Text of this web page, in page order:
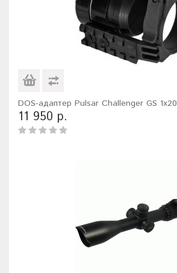
DOS-адаптер Pulsar Challenger GS 1x20
11 950 р.